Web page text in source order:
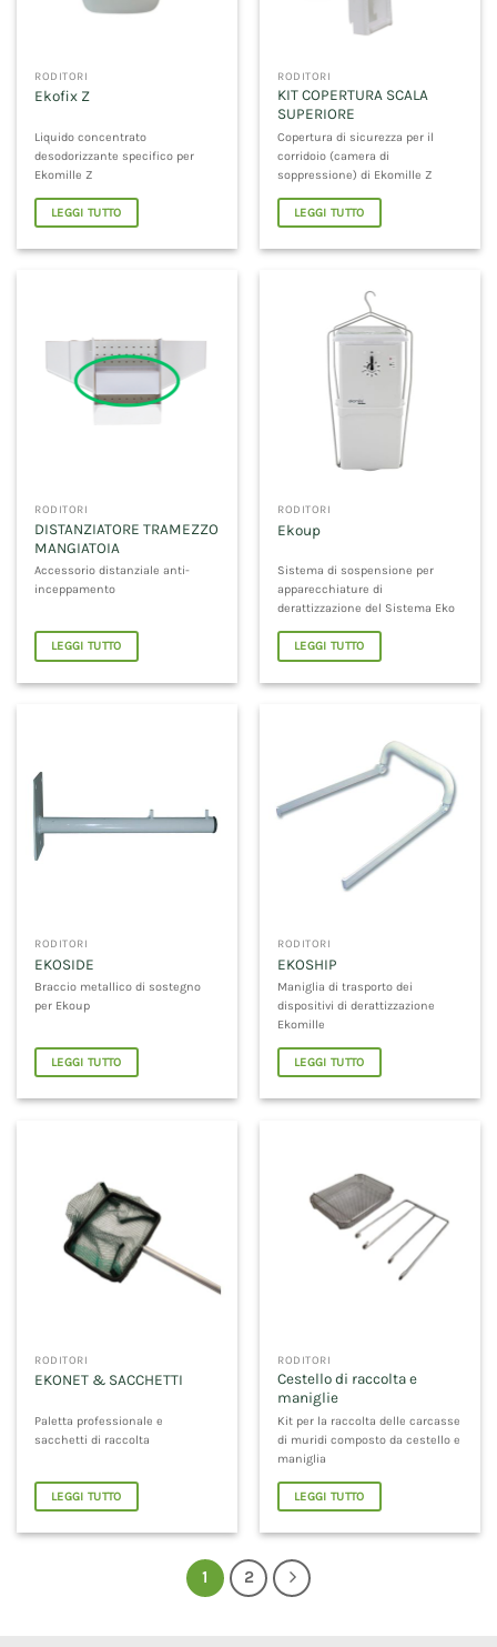
RODITORI
Ekofix Z
Liquido concentrato
desodorizzante specifico per
Ekomille Z
LEGGI TUTTO
RODITORI
KIT COPERTURA SCALA
SUPERIORE
Copertura di sicurezza per il
corridoio (camera di
soppressione) di Ekomille Z
LEGGI TUTTO
RODITORI
DISTANZIATORE TRAMEZZO
MANGIATOIA
Accessorio distanziale anti-
inceppamento
LEGGI TUTTO
RODITORI
Ekoup
Sistema di sospensione per
apparecchiature di
derattizzazione del Sistema Eko
LEGGI TUTTO
RODITORI
EKOSIDE
Braccio metallico di sostegno
per Ekoup
LEGGI TUTTO
RODITORI
EKOSHIP
Maniglia di trasporto dei
dispositivi di derattizzazione
Ekomille
LEGGI TUTTO
RODITORI
EKONET & SACCHETTI
Paletta professionale e
sacchetti di raccolta
LEGGI TUTTO
RODITORI
Cestello di raccolta e
maniglie
Kit per la raccolta delle carcasse
di muridi composto da cestello e
maniglia
LEGGI TUTTO
1 2